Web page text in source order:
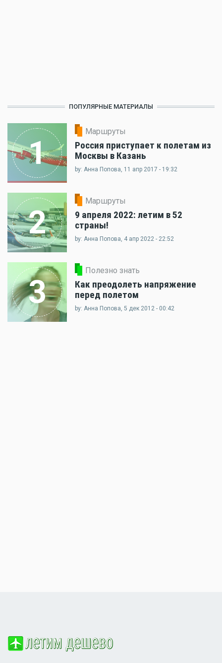
ПОПУЛЯРНЫЕ МАТЕРИАЛЫ
1
Маршруты
Россия приступает к полетам из
Москвы в Казань
by: Анна Попова, 11 апр 2017 - 19:32
2
Маршруты
9 апреля 2022: летим в 52
страны!
by: Анна Попова, 4 апр 2022 - 22:52
3
Полезно знать
Как преодолеть напряжение
перед полетом
by: Анна Попова, 5 дек 2012 - 00:42